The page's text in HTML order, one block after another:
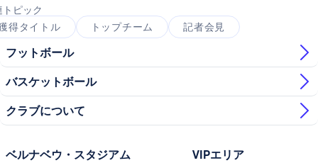
トピック
得タイトル
トップチーム 記者会見
フットボール
バスケットボール
クラブについて
ベルナベウ・スタジアム VIPエリア